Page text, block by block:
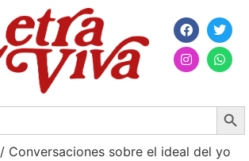
/ Conversaciones sobre el ideal del yo